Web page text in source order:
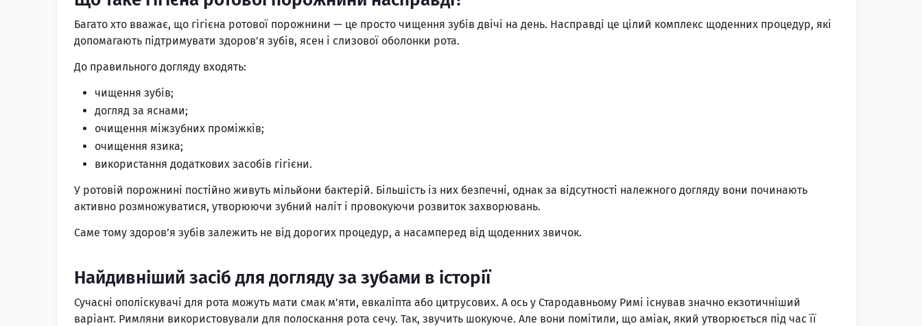
Багато хто вважає, що гігієна ротової порожнини — це просто чищення зубів двічі на день. Насправді це цілий комплекс щоденних процедур, які
допомагають підтримувати здоров'я зубів, ясен і слизової оболонки рота.
До правильного догляду входять:
чищення зубів;
догляд за яснами;
очищення міжзубних проміжків;
очищення язика;
використання додаткових засобів гігієни.
У ротовій порожнині постійно живуть мільйони бактерій. Більшість із них безпечні, однак за відсутності належного догляду вони починають
активно розмножуватися, утворюючи зубний наліт і провокуючи розвиток захворювань.
Саме тому здоров’я зубів залежить не від дорогих процедур, а насамперед від щоденних звичок.
Найдивніший засіб для догляду за зубами в історії
Сучасні ополіскувачі для рота можуть мати смак м'яти, евкаліпта або цитрусових. А ось у Стародавньому Римі існував значно екзотичніший
варіант. Римляни використовували для полоскання рота сечу. Так, звучить шокуюче. Але вони помітили, що аміак, який утворюється під час її